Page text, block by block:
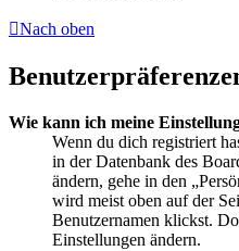
Nach oben
Wie kann ich meine
Wenn du dich registriert
in der Datenbank des
ändern, gehe in den
wird meist oben auf der
Benutzernamen klickst.
Einstellungen ändern.